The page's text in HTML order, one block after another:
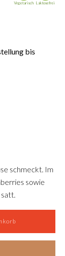
Vegetarisch Laktosefrei
bis
schmeckt. Im
sowie